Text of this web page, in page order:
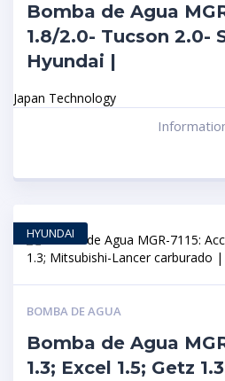
Bomba de Agua
1.8/2.0- Tucson 2.0-
Hyundai |
Japan Technology
BOMBA DE AGUA
Bomba de Agua
1.3; Excel 1.5; Getz
HYUNDAI